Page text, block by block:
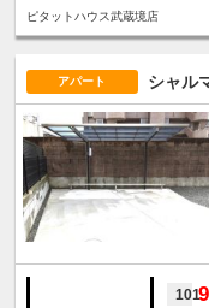
ピタットハウス武蔵境店
アパート シャル
101